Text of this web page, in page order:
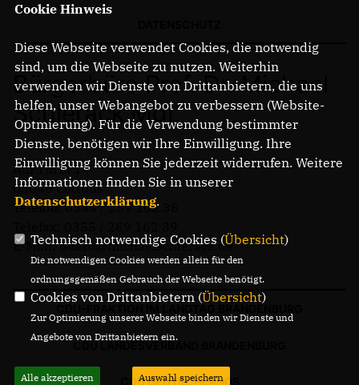
Bürgerbüro Prof. Dr. Michael
Schierack MdL
Am Turm 14
03046 Cottbus
Telefon: 0355 / 289 162 38
E-Mail: buero@michaelschierack.de
CDU DEUTSCHLANDS
Cookie Hinweis
Diese Webseite verwendet Cookies, die notwendig
sind, um die Webseite zu nutzen. Weiterhin
verwenden wir Dienste von Drittanbietern, die uns
helfen, unser Webangebot zu verbessern (Website-
Optmierung). Für die Verwendung bestimmter
Dienste, benötigen wir Ihre Einwilligung. Ihre
Einwilligung können Sie jederzeit widerrufen. Weitere
Informationen finden Sie in unserer
Datenschutzerklärung.
Technisch notwendige Cookies (Übersicht)
Die notwendigen Cookies werden allein für den
ordnungsgemäßen Gebrauch der Webseite benötigt.
Cookies von Drittanbietern (Übersicht)
Zur Optimierung unserer Webseite binden wir Dienste und
Angebote von Drittanbietern ein.
Alle akzeptieren Auswahl speichern